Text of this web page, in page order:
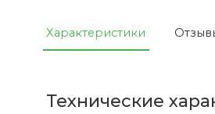
Характеристики
Технические